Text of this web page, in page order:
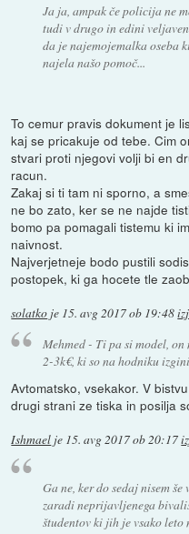
Ja ja, ampak če policija ne
tudi v drugo in edini
da je najemojemalka oseba
najela našo pomoč...
To cemur pravis dokument je
kaj se pricakuje od tebe. Cim
stvari proti njegovi volji bi en
racun.
Zakaj si ti tam ni sporno, a
ne bo zato, ker se ne najde
bomo pa pomagali tistemu ki
naivnost.
Najverjetneje bodo pustili
postopek, ki ga hocete tle
solatko je 15. avg 2017 ob 19:48
Mehmed - Ti pa si model,
2-3k€, ki so na hodniku
Avtomatsko, vsekakor. V
drugi strani ze tiska in posilja
Ishmael je 15. avg 2017 ob 20:17
Ga ne, ker do sedaj nisem
zaradi neprijavljenega
študentov ki jih je vsako leto